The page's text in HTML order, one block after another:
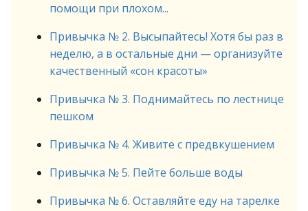
помощи при плохом...
Привычка № 2. Высыпайтесь! Хотя бы раз в
неделю, а в остальные дни — организуйте
качественный «сон красоты»
Привычка № 3. Поднимайтесь по лестнице
пешком
Привычка № 4. Живите с предвкушением
Привычка № 5. Пейте больше воды
Привычка № 6. Оставляйте еду на тарелке